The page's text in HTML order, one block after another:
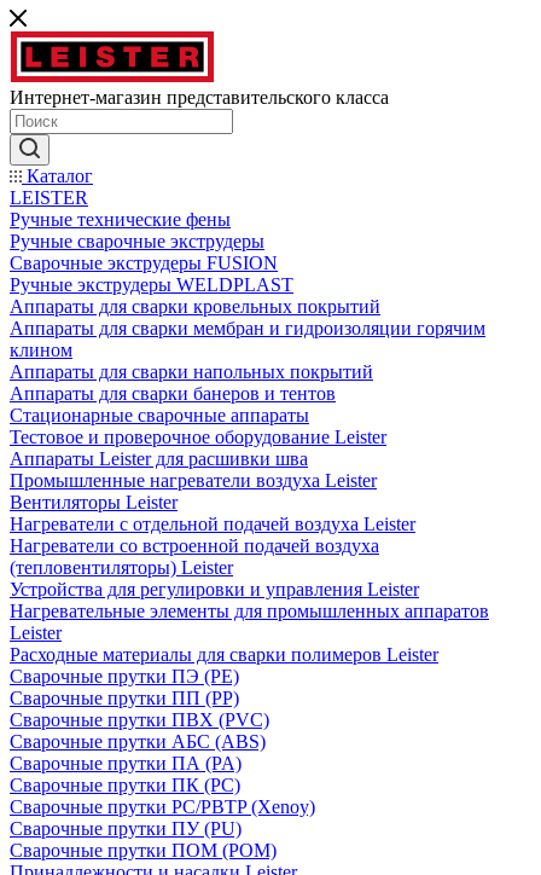
Интернет-магазин представительского класса
Каталог
LEISTER
Ручные технические фены
Ручные сварочные экструдеры
Сварочные экструдеры FUSION
Ручные экструдеры WELDPLAST
Аппараты для сварки кровельных покрытий
Аппараты для сварки мембран и гидроизоляции горячим
клином
Аппараты для сварки напольных покрытий
Аппараты для сварки банеров и тентов
Стационарные сварочные аппараты
Тестовое и проверочное оборудование Leister
Аппараты Leister для расшивки шва
Промышленные нагреватели воздуха Leister
Вентиляторы Leister
Нагреватели с отдельной подачей воздуха Leister
Нагреватели со встроенной подачей воздуха
(тепловентиляторы) Leister
Устройства для регулировки и управления Leister
Нагревательные элементы для промышленных аппаратов
Leister
Расходные материалы для сварки полимеров Leister
Сварочные прутки ПЭ (PE)
Сварочные прутки ПП (PP)
Сварочные прутки ПВХ (PVC)
Сварочные прутки АБС (ABS)
Сварочные прутки ПА (PA)
Сварочные прутки ПК (PC)
Сварочные прутки PC/PBTP (Xenoy)
Сварочные прутки ПУ (PU)
Сварочные прутки ПОМ (POM)